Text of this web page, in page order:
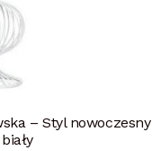
– Styl nowoczesny